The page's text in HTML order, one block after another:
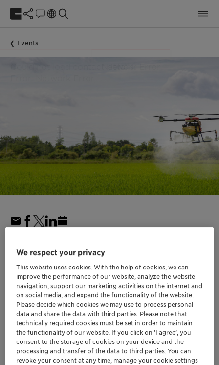
Events
December 04, 2025 | 11:00 - 12:00 UTC-03:00
Do tanque ao alvo:
otimizando as aplicações
de UBV com a linha
Synergen DRT
LATAM Agriculture and Animal Feed
Registre-se aqui
We respect your privacy
This website uses cookies. With the help of cookies, we can
improve the performance of our website, analyze the website
navigation, support our marketing activities on the internet and
on social media, and expand the functionality of the website.
Please decide which cookies we may use to process personal
data and share the data with third parties. Please note that
technically required cookies must be set in order to maintain
the functionality of our website. If you click on ’I agree’, you
consent to the storage of cookies on your device and the
processing and transfer of the data to third parties. You can
revoke your consent at any time, manage your cookie settings